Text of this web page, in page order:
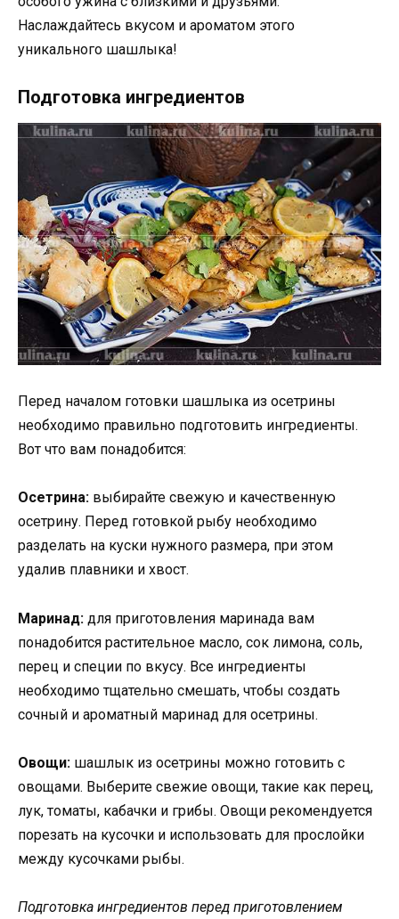
Наслаждайтесь вкусом и ароматом этого
уникального шашлыка!
Подготовка ингредиентов
Перед началом готовки шашлыка из осетрины
необходимо правильно подготовить ингредиенты.
Вот что вам понадобится:
Осетрина: выбирайте свежую и качественную
осетрину. Перед готовкой рыбу необходимо
разделать на куски нужного размера, при этом
удалив плавники и хвост.
Маринад: для приготовления маринада вам
понадобится растительное масло, сок лимона, соль,
перец и специи по вкусу. Все ингредиенты
необходимо тщательно смешать, чтобы создать
сочный и ароматный маринад для осетрины.
Овощи: шашлык из осетрины можно готовить с
овощами. Выберите свежие овощи, такие как перец,
лук, томаты, кабачки и грибы. Овощи рекомендуется
порезать на кусочки и использовать для прослойки
между кусочками рыбы.
Подготовка ингредиентов перед приготовлением